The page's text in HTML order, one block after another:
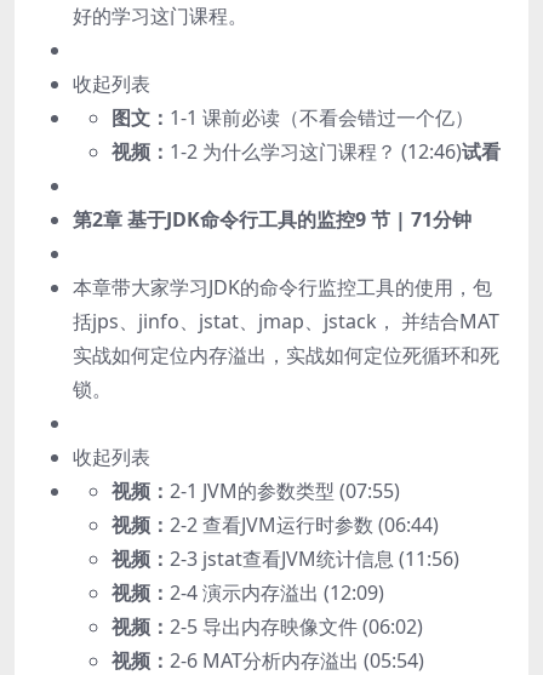
好的学习这门课程。
收起列表
图文： 1-1 课前必读（不看会错过一个亿）
视频： 1-2 为什么学习这门课程？ (12:46)试看
第2章 基于JDK命令行工具的监控9 节 | 71分钟
本章带大家学习JDK的命令行监控工具的使用，包
括jps、jinfo、jstat、jmap、jstack， 并结合MAT
实战如何定位内存溢出，实战如何定位死循环和死
锁。
收起列表
视频： 2-1 JVM的参数类型 (07:55)
视频： 2-2 查看JVM运行时参数 (06:44)
视频： 2-3 jstat查看JVM统计信息 (11:56)
视频： 2-4 演示内存溢出 (12:09)
视频： 2-5 导出内存映像文件 (06:02)
视频： 2-6 MAT分析内存溢出 (05:54)